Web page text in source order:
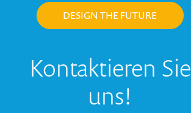
DESIGN THE FUTURE
Kontaktieren Sie
uns!